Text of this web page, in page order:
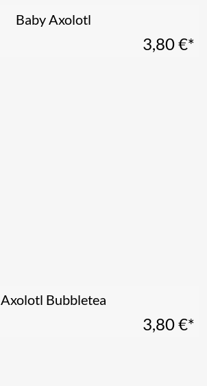
Baby Axolotl
3,80€*
Axolotl Bubbletea
3,80€*